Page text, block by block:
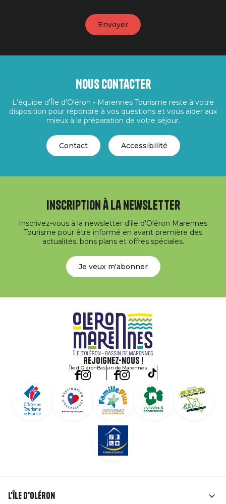
Nous contacter
L'équipe d'Île d'Oléron - Marennes Tourisme reste à votre
disposition pour répondre à vos questions et vous aider aux
mieux à la préparation de votre séjour.
Contact Accessibilité
Inscription à la newsletter
Inscrivez-vous à la newsletter d'île d'Oléron Marennes
Tourisme pour être informé en avant première des
actualités, bons plans et offres spéciales.
Je veux m'abonner
Rejoignez-nous !
Île d'OléronBassin de Marennes
L'île d'Oléron